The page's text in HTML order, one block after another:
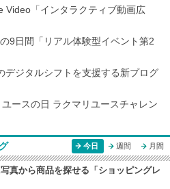
Video「インタラクティブ動画広
9日間「リアル体験型イベント第2
デジタルシフトを支援する新プログ
ースの日 ラクマリユースチャレン
今日 週間 月間
真から商品を探せる「ショッピングレ